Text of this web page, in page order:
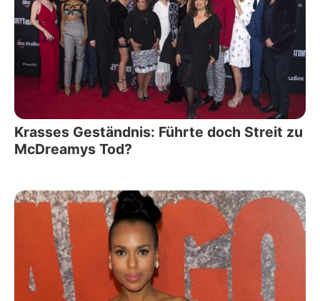
Krasses Geständnis: Führte doch Streit zu
McDreamys Tod?